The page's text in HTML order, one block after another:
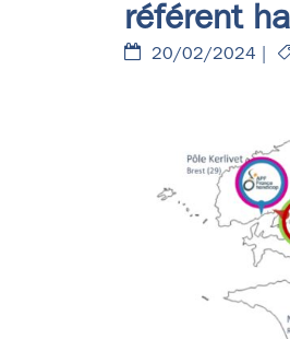
référent
20/02/2024 |